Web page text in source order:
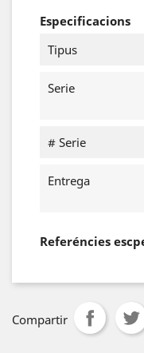
Especificacions
Tipus
Serie
# Serie
Entrega
Referéncies
Compartir